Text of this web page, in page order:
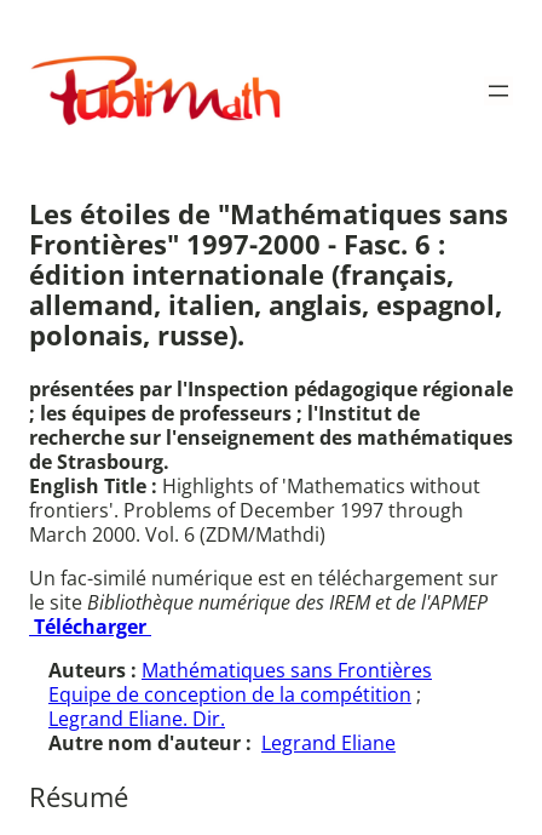
contenu
Publimath
Les étoiles de "Mathématiques sans
Frontières" 1997-2000 - Fasc. 6 :
édition internationale (français,
allemand, italien, anglais, espagnol,
polonais, russe).
présentées par l'Inspection pédagogique régionale
; les équipes de professeurs ; l'Institut de
recherche sur l'enseignement des mathématiques
de Strasbourg.
English Title : Highlights of 'Mathematics without
frontiers'. Problems of December 1997 through
March 2000. Vol. 6 (ZDM/Mathdi)
Un fac-similé numérique est en téléchargement sur
le siteBibliothèque numérique des IREM et de l'APMEP
Télécharger
Auteurs : Mathématiques sans Frontières
Equipe de conception de la compétition ;
Legrand Eliane. Dir.
Autre nom d'auteur : Legrand Eliane
Résumé